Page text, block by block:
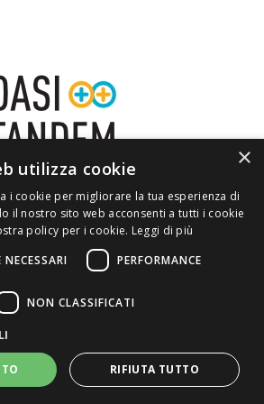
CHI SIAMO
CONTATTI
×
utilizza cookie
i cookie per migliorare la tua esperienza di
il nostro sito web acconsenti a tutti i cookie
policy per i cookie. Leggi di più
PERFORMANCE
NON CLASSIFICATI
RIFIUTA TUTTO